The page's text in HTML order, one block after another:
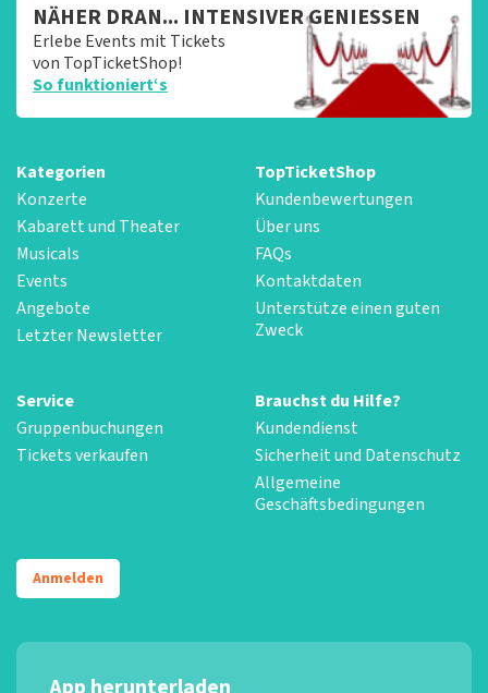
NÄHER DRAN... INTENSIVER GENIESSEN
Erlebe Events mit Tickets
von TopTicketShop!
So funktioniert‘s
Kategorien
Konzerte
Kabarett und Theater
Musicals
Events
Angebote
Letzter Newsletter
TopTicketShop
Kundenbewertungen
Über uns
FAQs
Kontaktdaten
Unterstütze einen guten
Zweck
Service
Gruppenbuchungen
Tickets verkaufen
Brauchst du Hilfe?
Kundendienst
Sicherheit und Datenschutz
Allgemeine
Geschäftsbedingungen
Anmelden